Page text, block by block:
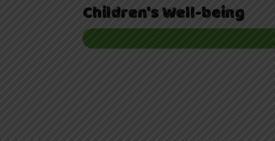
Children's Well-being